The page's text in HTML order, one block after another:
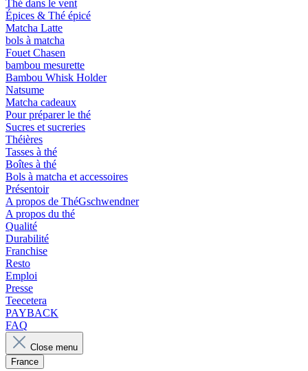
Thé dans le vent
Épices & Thé épicé
Matcha Latte
bols à matcha
Fouet Chasen
bambou mesurette
Bambou Whisk Holder
Natsume
Matcha cadeaux
Pour préparer le thé
Sucres et sucreries
Théières
Tasses à thé
Boîtes à thé
Bols à matcha et accessoires
Présentoir
A propos de ThéGschwendner
A propos du thé
Qualité
Durabilité
Franchise
Resto
Emploi
Presse
Teecetera
PAYBACK
FAQ
Close menu
France